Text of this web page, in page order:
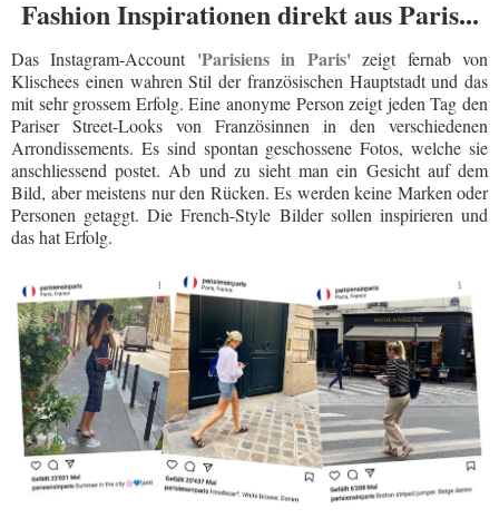
Fashion Inspirationen direkt aus Paris...
Das Instagram-Account 'Parisiens in Paris'zeigt fernab von
Klischees einen wahren Stil der französischen Hauptstadt und das
mit sehr grossem Erfolg. Eine anonyme Person zeigt jeden Tag den
Pariser Street-Looks von Französinnen in den verschiedenen
Arrondissements. Es sind spontan geschossene Fotos, welche sie
anschliessend postet. Ab und zu sieht man ein Gesicht auf dem
Bild, aber meistens nur den Rücken. Es werden keine Marken oder
Personen getaggt. Die French-Style Bilder sollen inspirieren und
das hat Erfolg.